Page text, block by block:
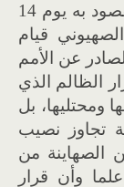
به يوم 14
قيام
الصادر عن الأمم
الظالم الذي
ومحتليها، بل
تجاوز نصيب
الصهاينة من
علما وأن قرار